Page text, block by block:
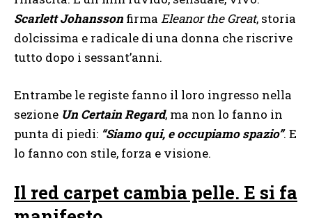
Scarlett Johansson firma Eleanor the Great, storia
dolcissima e radicale di una donna che riscrive
tutto dopo i sessant’anni.
Entrambe le registe fanno il loro ingresso nella
sezione Un Certain Regard, ma non lo fanno in
punta di piedi: “Siamo qui, e occupiamo spazio”. E
lo fanno con stile, forza e visione.
Il red carpet cambia pelle. E si fa